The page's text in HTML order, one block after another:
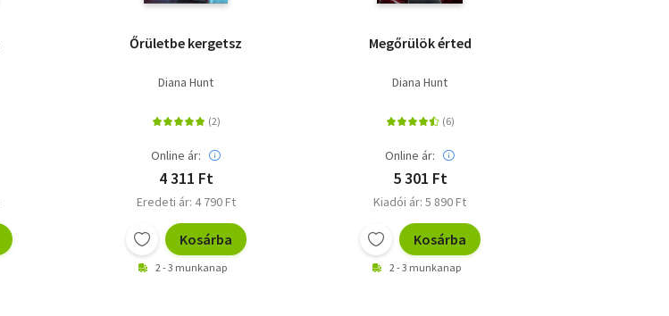
Őrületbe kergetsz
Diana Hunt
Online ár:
4 311 Ft
Eredeti ár: 4 790 Ft
Kosárba
2 - 3 munkanap
Megőrülök érted
Diana Hunt
Online ár:
5 301 Ft
Kiadói ár: 5 890 Ft
Kosárba
2 - 3 munkanap